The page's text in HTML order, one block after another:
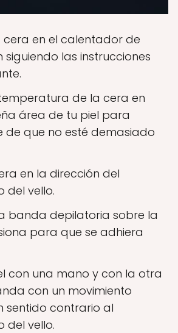
cera en el calentador de
siguiendo las instrucciones
de la cera en
área de tu piel para
de que no esté demasiado
en la dirección del
del vello.
banda depilatoria sobre la
para que se adhiera
con una mano y con la otra
con un movimiento
sentido contrario al
del vello.